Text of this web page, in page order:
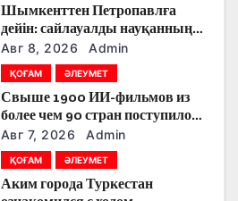
Шымкенттен Петропавлға
дейін: сайлауалды науқанның
кезекті күнінде партияларды
қандай тақырыптар
тоғыстырды
Авг 8, 2026 Admin
ҚОҒАМ ӘЛЕУМЕТ
Свыше 1900 ИИ-фильмов из
более чем 90 стран поступило
на Astana AI Film Festival
Авг 7, 2026 Admin
ҚОҒАМ ӘЛЕУМЕТ
Аким города Туркестан